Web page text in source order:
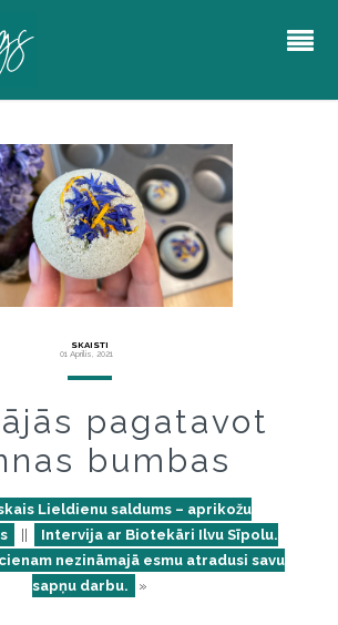
SKAISTI
01 Aprīlis, 2021
pagatavot
bumbas
Lieldienu saldums – aprikožu
Intervija ar Biotekāri Ilvu Sīpolu.
nezināmajā esmu atradusi savu
sapņu darbu.
»